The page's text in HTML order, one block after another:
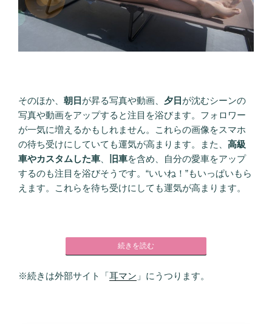
そのほか、 朝日 が昇る写真や動画、 夕日 が沈むシーンの
写真や動画をアップすると注目を浴びます。フォロワー
が一気に増えるかもしれません。これらの画像をスマホ
の待ち受けにしていても運気が高まります。また、 高級
車やカスタムした車
旧車を含め、自分の愛車をアップ
するのも注目を浴びそうです。“いいね！”もいっぱいもら
えます。これらを待ち受けにしても運気が高まります。
続きを読む
※続きは外部サイト「耳マン 」にうつります。